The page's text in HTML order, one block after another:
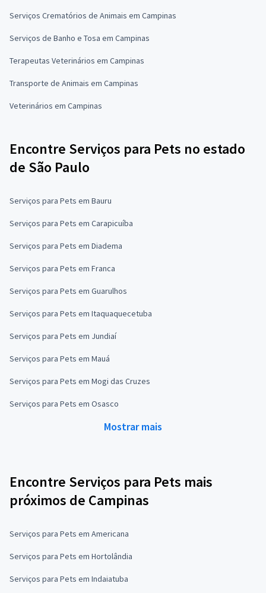
Serviços Crematórios de Animais em Campinas
Serviços de Banho e Tosa em Campinas
Terapeutas Veterinários em Campinas
Transporte de Animais em Campinas
Veterinários em Campinas
Encontre Serviços para Pets no estado
de São Paulo
Serviços para Pets em Bauru
Serviços para Pets em Carapicuíba
Serviços para Pets em Diadema
Serviços para Pets em Franca
Serviços para Pets em Guarulhos
Serviços para Pets em Itaquaquecetuba
Serviços para Pets em Jundiaí
Serviços para Pets em Mauá
Serviços para Pets em Mogi das Cruzes
Serviços para Pets em Osasco
Mostrar mais
Encontre Serviços para Pets mais
próximos de Campinas
Serviços para Pets em Americana
Serviços para Pets em Hortolândia
Serviços para Pets em Indaiatuba